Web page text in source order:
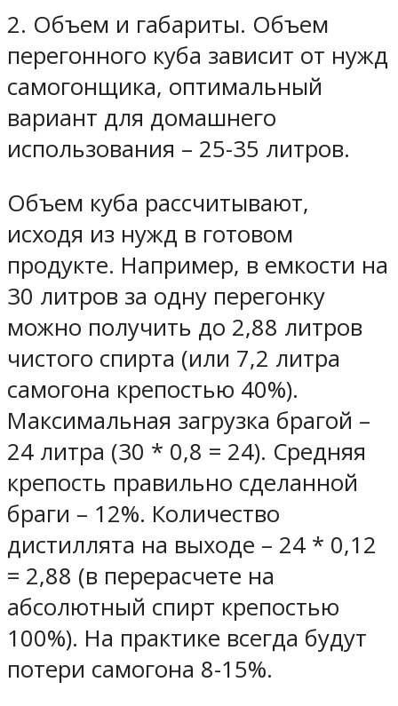
2. Объем и габариты. Объем
перегонного куба зависит от нужд
самогонщика, оптимальный
вариант для домашнего
использования – 25-35 литров.
Объем куба рассчитывают,
исходя из нужд в готовом
продукте. Например, в емкости на
30 литров за одну перегонку
можно получить до 2,88 литров
чистого спирта (или 7,2 литра
самогона крепостью 40%).
Максимальная загрузка брагой –
24 литра (30 * 0,8 = 24). Средняя
крепость правильно сделанной
браги – 12%. Количество
дистиллята на выходе – 24 * 0,12
= 2,88 (в перерасчете на
абсолютный спирт крепостью
100%). На практике всегда будут
потери самогона 8-15%.